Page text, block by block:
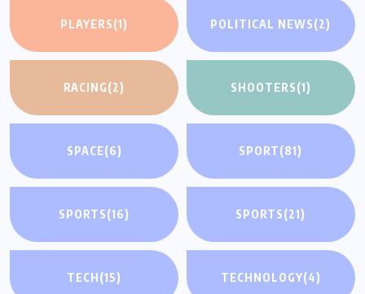
PLAYERS(1) POLITICAL NEWS(2)
RACING(2) SHOOTERS(1)
SPACE(6) SPORT(81)
SPORTS(16) SPORTS(21)
TECH (15) TECHNOLOGY(4)